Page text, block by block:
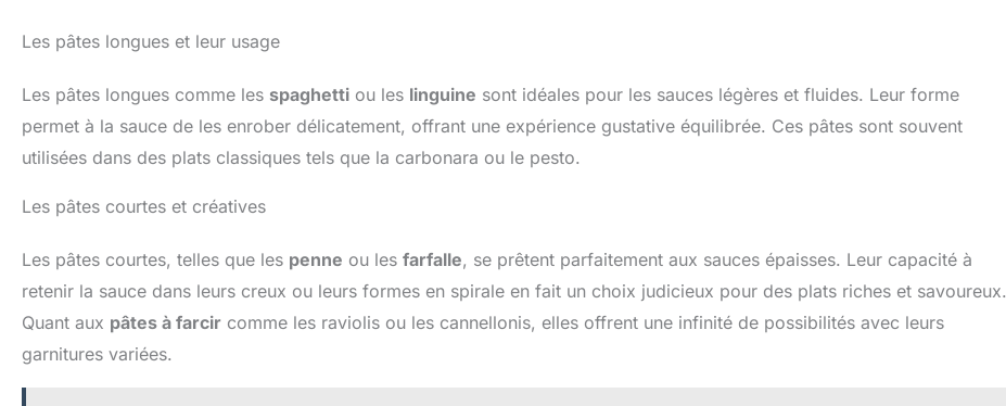
Les pâtes longues et leur usage
Les pâtes longues comme les spaghetti ou les linguine sont idéales pour les sauces légères et fluides. Leur forme
permet à la sauce de les enrober délicatement, offrant une expérience gustative équilibrée. Ces pâtes sont souvent
utilisées dans des plats classiques tels que la carbonara ou le pesto.
Les pâtes courtes et créatives
Les pâtes courtes, telles que les penne ou les farfalle, se prêtent parfaitement aux sauces épaisses. Leur capacité à
retenir la sauce dans leurs creux ou leurs formes en spirale en fait un choix judicieux pour des plats riches et savoureux.
Quant aux pâtes à farcir comme les raviolis ou les cannellonis, elles offrent une infinité de possibilités avec leurs
garnitures variées.